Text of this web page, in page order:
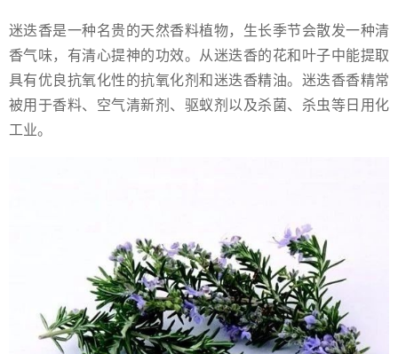
迷迭香是一种名贵的天然香料植物，生长季节会散发一种清
香气味，有清心提神的功效。从迷迭香的花和叶子中能提取
具有优良抗氧化性的抗氧化剂和迷迭香精油。迷迭香香精常
被用于香料、空气清新剂、驱蚁剂以及杀菌、杀虫等日用化
工业。